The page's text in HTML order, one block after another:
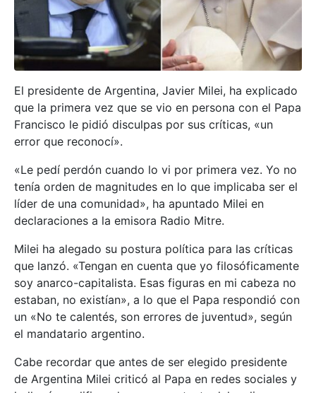
El presidente de Argentina, Javier Milei, ha explicado
que la primera vez que se vio en persona con el Papa
Francisco le pidió disculpas por sus críticas, «un
error que reconocí».
«Le pedí perdón cuando lo vi por primera vez. Yo no
tenía orden de magnitudes en lo que implicaba ser el
líder de una comunidad», ha apuntado Milei en
declaraciones a la emisora Radio Mitre.
Milei ha alegado su postura política para las críticas
que lanzó. «Tengan en cuenta que yo filosóficamente
soy anarco-capitalista. Esas figuras en mi cabeza no
estaban, no existían», a lo que el Papa respondió con
un «No te calentés, son errores de juventud», según
el mandatario argentino.
Cabe recordar que antes de ser elegido presidente
de Argentina Milei criticó al Papa en redes sociales y